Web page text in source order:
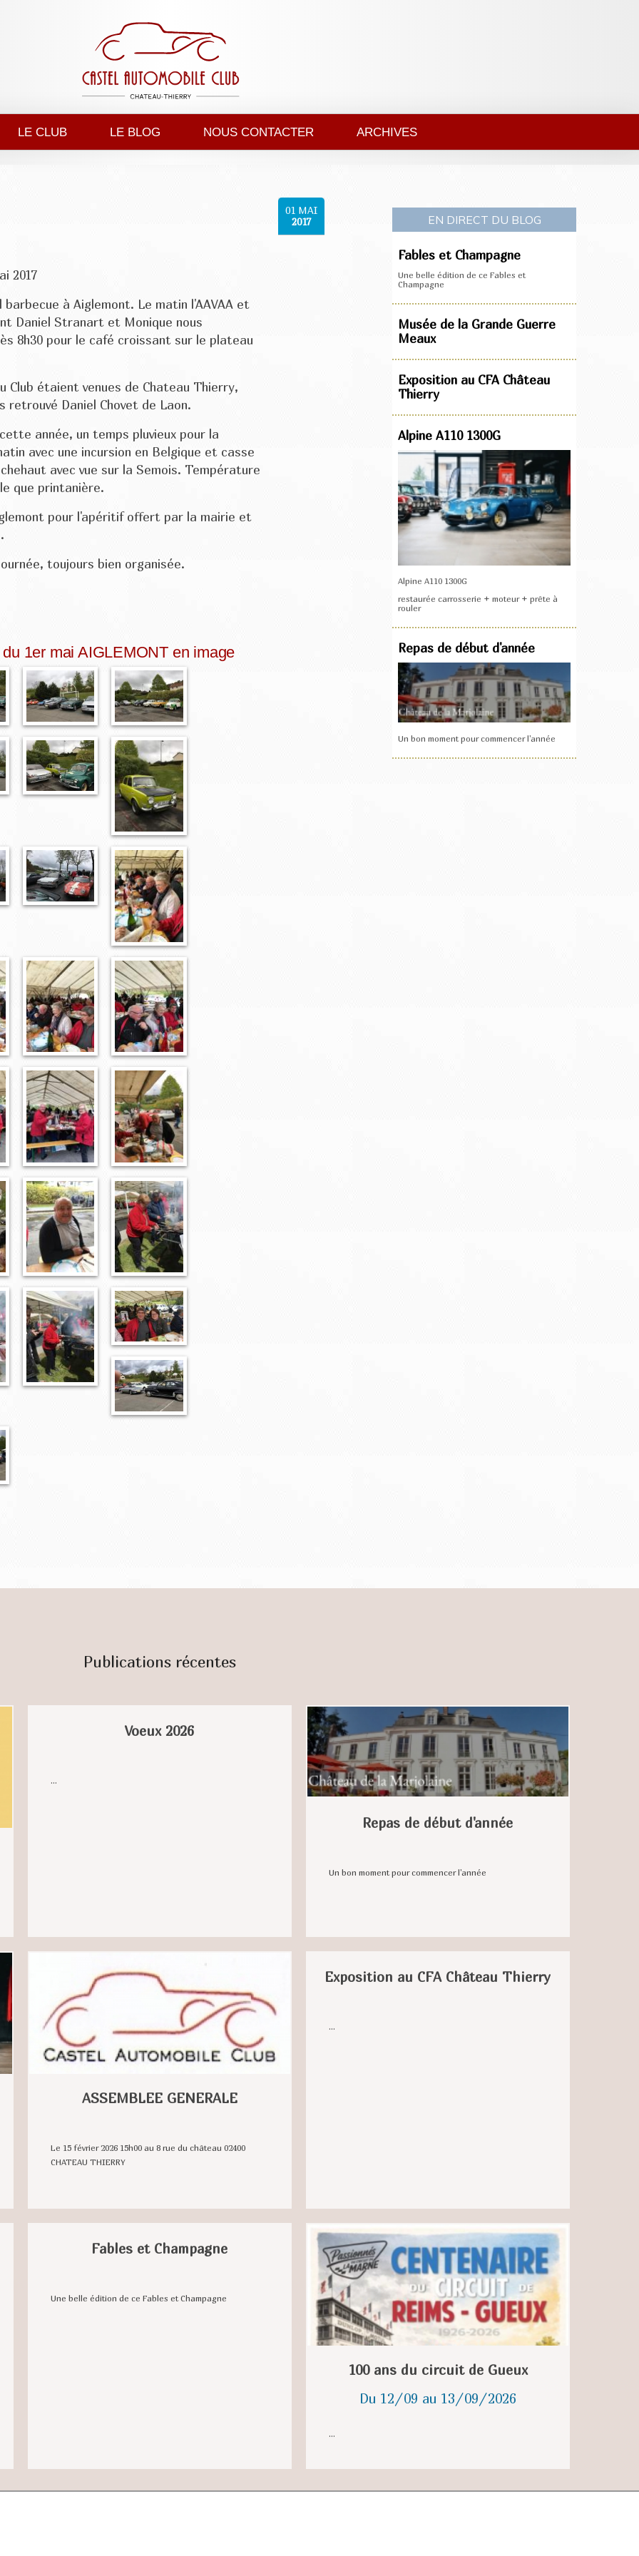
LE CLUB LE BLOG NOUS CONTACTER ARCHIVES
01 MAI
2017
2017
barbecue à Aiglemont. Le matin l'AAVAA et
Daniel Stranart et Monique nous
8h30 pour le café croissant sur le plateau
Club étaient venues de Chateau Thierry,
retrouvé Daniel Chovet de Laon.
année, un temps pluvieux pour la
avec une incursion en Belgique et casse
avec vue sur la Semois. Température
que printanière.
pour l'apéritif offert par la mairie et
toujours bien organisée.
1er mai AIGLEMONT en image
EN DIRECT DU BLOG
Fables et Champagne
Une belle édition de ce Fables et
Champagne
Musée de la Grande Guerre
Meaux
Exposition au CFA Château
Thierry
Alpine A110 1300G
Alpine A110 1300G
restaurée carrosserie + moteur + prête à
rouler
Repas de début d'année
Un bon moment pour commencer l'année
Publications récentes
Voeux 2026
...
Repas de début d'année
Un bon moment pour commencer l'année
ASSEMBLEE GENERALE
Le 15 février 2026 15h00 au 8 rue du château 02400
CHATEAU THIERRY
Exposition au CFA Château Thierry
...
Fables et Champagne
Une belle édition de ce Fables et Champagne
100 ans du circuit de Gueux
Du 12/09 au 13/09/2026
...